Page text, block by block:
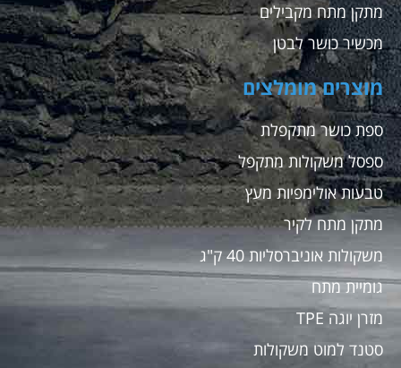
מתקן מתח מקבילים
מכשיר כושר לבטן
מוצרים מומלצים
ספת כושר מתקפלת
ספסל משקולות מתקפל
טבעות אולימפיות מעץ
מתקן מתח לקיר
משקולות אוניברסליות 40 ק"ג
גומיית מתח
מזרן יוגה TPE
סטנד למוט משקולות